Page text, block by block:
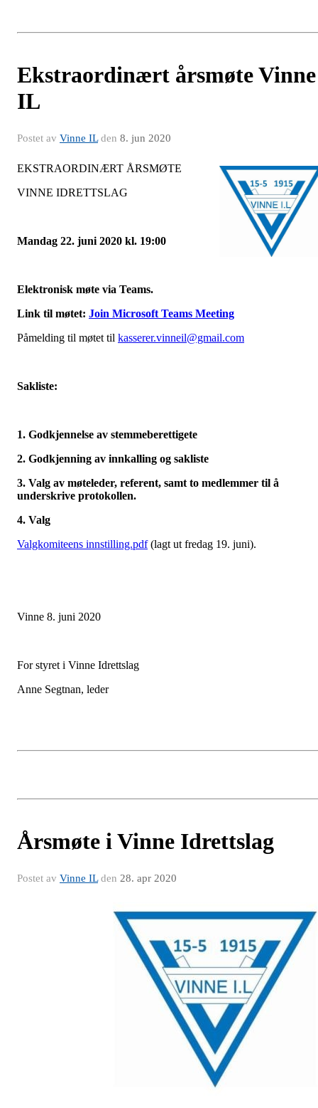
Ekstraordinært årsmøte Vinne
IL
Postet av Vinne ILden 8. jun 2020
EKSTRAORDINÆRT ÅRSMØTE
VINNE IDRETTSLAG
Mandag 22. juni 2020 kl. 19:00
Elektronisk møte via Teams.
Link til møtet: Join Microsoft Teams Meeting
Påmelding til møtet til kasserer.vinneil@gmail.com
Sakliste:
1. Godkjennelse av stemmeberettigete
2. Godkjenning av innkalling og sakliste
3. Valg av møteleder, referent, samt to medlemmer til å
underskrive protokollen.
4. Valg
Valgkomiteens innstilling.pdf(lagt ut fredag 19. juni).
Vinne 8. juni 2020
For styret i Vinne Idrettslag
Anne Segtnan, leder
Årsmøte i Vinne Idrettslag
Postet av Vinne ILden 28. apr 2020